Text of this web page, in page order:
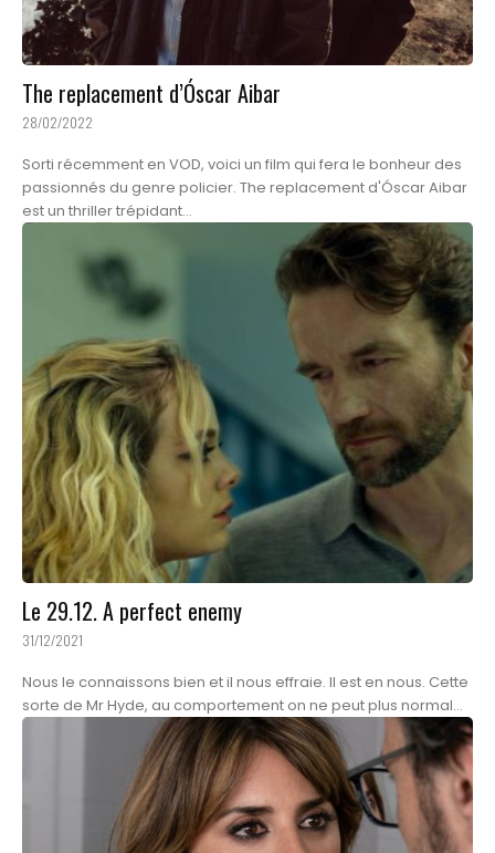
The replacement d’Óscar Aibar
28/02/2022
Sorti récemment en VOD, voici un film qui fera le bonheur des
passionnés du genre policier. The replacement d'Óscar Aibar
est un thriller trépidant...
Le 29.12. A perfect enemy
31/12/2021
Nous le connaissons bien et il nous effraie. Il est en nous. Cette
sorte de Mr Hyde, au comportement on ne peut plus normal...